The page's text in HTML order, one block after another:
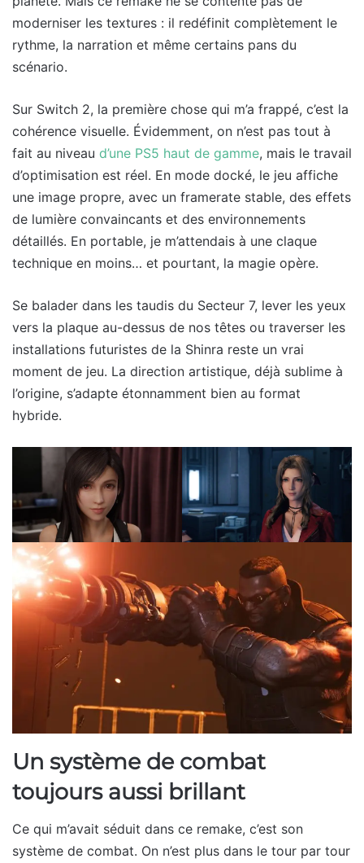
moderniser les textures : il redéfinit complètement le
rythme, la narration et même certains pans du
scénario.
Sur Switch 2, la première chose qui m’a frappé, c’est la
cohérence visuelle. Évidemment, on n’est pas tout à
fait au niveau d’une PS5 haut de gamme, mais le travail
d’optimisation est réel. En mode docké, le jeu affiche
une image propre, avec un framerate stable, des effets
de lumière convaincants et des environnements
détaillés. En portable, je m’attendais à une claque
technique en moins… et pourtant, la magie opère.
Se balader dans les taudis du Secteur 7, lever les yeux
vers la plaque au-dessus de nos têtes ou traverser les
installations futuristes de la Shinra reste un vrai
moment de jeu. La direction artistique, déjà sublime à
l’origine, s’adapte étonnamment bien au format
hybride.
Un système de combat
toujours aussi brillant
Ce qui m’avait séduit dans ce remake, c’est son
système de combat. On n’est plus dans le tour par tour